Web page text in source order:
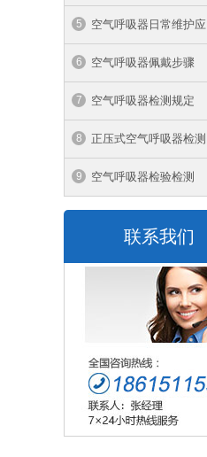
空气呼吸器日常维护应注意的事项
空气呼吸器佩戴步骤
空气呼吸器检测规定
正压式空气呼吸器检测周期
空气呼吸器检验检测
联系我们